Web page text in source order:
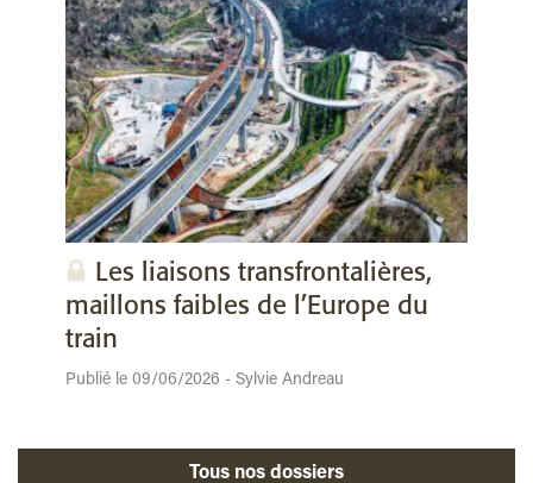
Les liaisons transfrontalières,
maillons faibles de l’Europe du
train
Publié le 09/06/2026 - Sylvie Andreau
Tous nos dossiers